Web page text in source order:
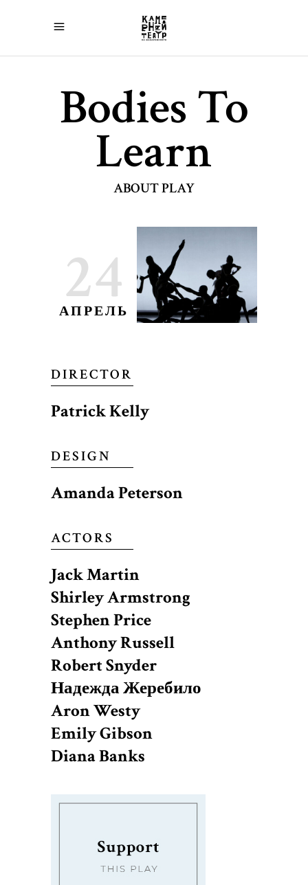
Bodies To
Learn
ABOUT PLAY
24
АПРЕЛЬ
DIRECTOR
Patrick Kelly
DESIGN
Amanda Peterson
ACTORS
Jack Martin
Shirley Armstrong
Stephen Price
Anthony Russell
Robert Snyder
Надежда Жеребило
Aron Westy
Emily Gibson
Diana Banks